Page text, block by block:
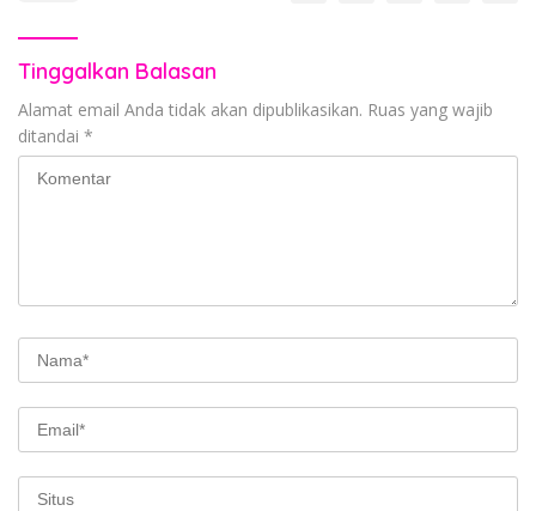
Tinggalkan Balasan
Alamat email Anda tidak akan dipublikasikan. Ruas yang wajib
ditandai *